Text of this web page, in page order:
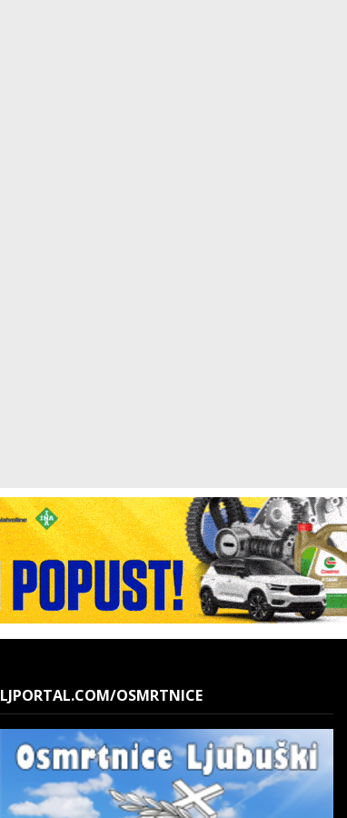
LJPORTAL.COM/OSMRTNICE